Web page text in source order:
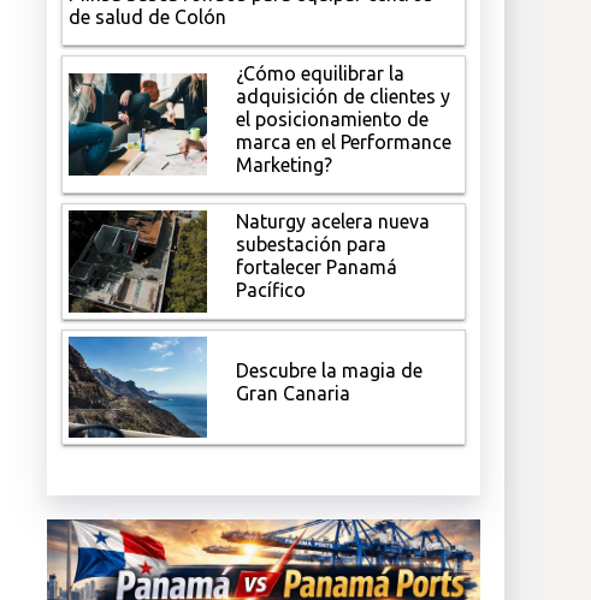
de salud de Colón
¿Cómo equilibrar la
adquisición de clientes y
el posicionamiento de
marca en el Performance
Marketing?
Naturgy acelera nueva
subestación para
fortalecer Panamá
Pacífico
Descubre la magia de
Gran Canaria